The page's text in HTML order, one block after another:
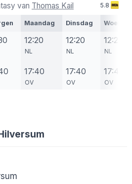
van Thomas Kail 5.8
Maandag Dinsdag
12:20
NL
17:40
OV
12:20
NL
17:40
OV
12:20
NL
17:40
OV